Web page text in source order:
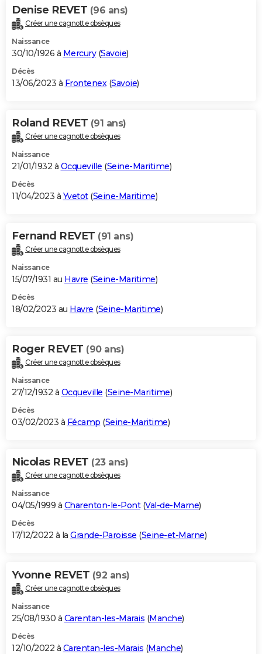
Denise REVET (96 ans)
Créer une cagnotte obsèques
Naissance
30/10/1926 à Mercury(Savoie)
Décès
13/06/2023 à Frontenex(Savoie)
Roland REVET (91 ans)
Créer une cagnotte obsèques
Naissance
21/01/1932 à Ocqueville (Seine-Maritime)
Décès
11/04/2023 à Yvetot(Seine-Maritime)
Fernand REVET (91 ans)
Créer une cagnotte obsèques
Naissance
15/07/1931 au Havre (Seine-Maritime)
Décès
18/02/2023 au Havre (Seine-Maritime)
Roger REVET (90 ans)
Créer une cagnotte obsèques
Naissance
27/12/1932 à Ocqueville (Seine-Maritime)
Décès
03/02/2023 à Fécamp (Seine-Maritime)
Nicolas REVET (23 ans)
Créer une cagnotte obsèques
Naissance
04/05/1999 à Charenton-le-Pont(Val-de-Marne)
Décès
17/12/2022 à la Grande-Paroisse (Seine-et-Marne)
Yvonne REVET (92 ans)
Créer une cagnotte obsèques
Naissance
25/08/1930 à Carentan-les-Marais (Manche)
Décès
12/10/2022 à Carentan-les-Marais (Manche)